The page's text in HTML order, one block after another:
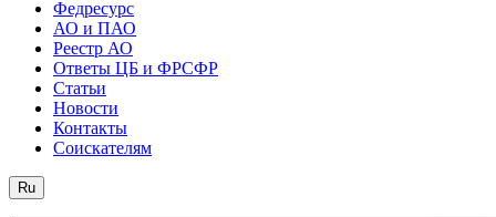
Федресурс
АО и ПАО
Реестр АО
Ответы ЦБ и ФРСФР
Статьи
Новости
Контакты
Соискателям
Ru